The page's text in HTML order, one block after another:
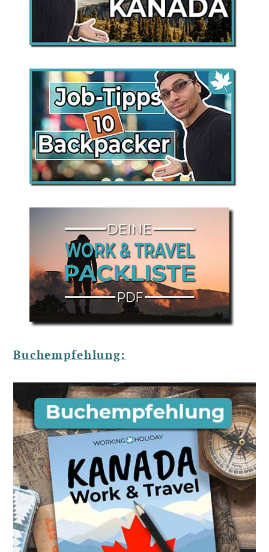
Buchempfehlung: